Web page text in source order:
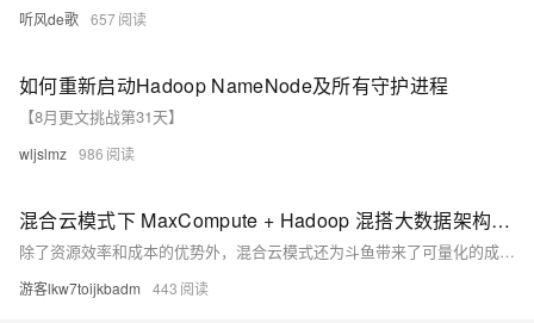
听风de歌 657
如何重新启动Hadoop NameNode及所有守护进程
【8月更文挑战第31天】
wljslmz 986
混合云模式下 MaxCompute + Hadoop 混搭大数据架构实践。
除了资源效率和成本的优势外，混合云模式还为斗鱼带来了可量化的成本、增值服务以及额外的专业服务。阿里云的专业团队可以为斗鱼提供技术咨询和解决方案，帮助斗鱼解决业务难题。此外，计算资源的可量化也使得斗鱼能够清晰地了解资源使用情况，为业务决策提供依据。
游客lkw7toijkbadm 443